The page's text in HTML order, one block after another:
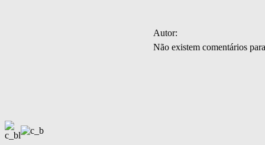
Autor:
Não existem comentários